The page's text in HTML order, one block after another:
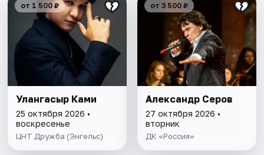
от 1 500 ₽
Улангасыр Ками
25 октября 2026 •
воскресенье
ЦНТ Дружба (Энгельс)
от 3 500 ₽
Александр Серов
27 октября 2026 •
вторник
ДК «Россия»